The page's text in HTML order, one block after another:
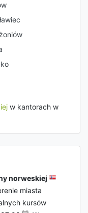
w kantorach w
norweskiej
miasta
kursów